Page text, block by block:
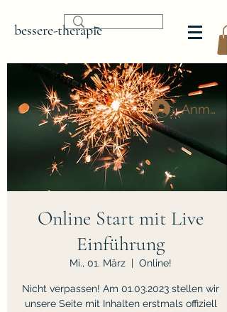
bessere-therapie
Online Start mit Live
Einführung
Mi., 01. März
  |
Online!
Nicht verpassen! Am 01.03.2023 stellen wir
unsere Seite mit Inhalten erstmals offiziell